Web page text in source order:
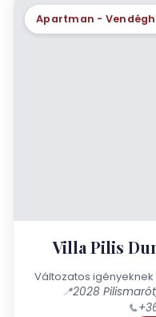
Apartman -
Villa Pilis
Változatos
📍2028
📞